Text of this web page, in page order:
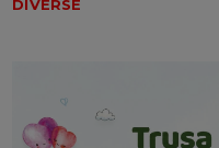
DIVERSE